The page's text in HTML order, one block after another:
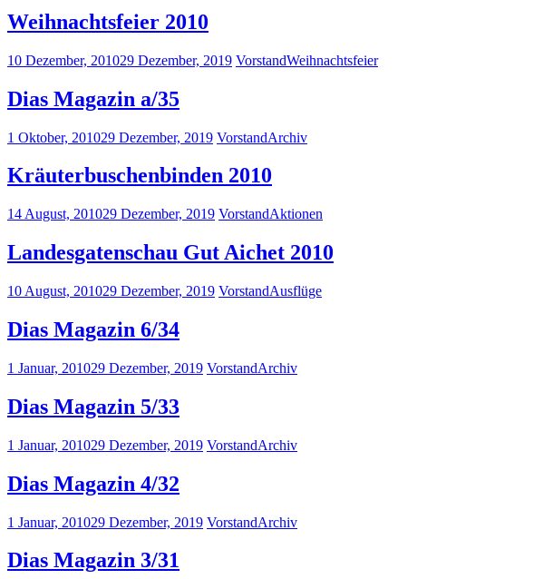
Weihnachtsfeier 2010
10 Dezember, 201029 Dezember, 2019 VorstandWeihnachtsfeier
Dias Magazin a/35
1 Oktober, 201029 Dezember, 2019 VorstandArchiv
Kräuterbuschenbinden 2010
14 August, 201029 Dezember, 2019 VorstandAktionen
Landesgatenschau Gut Aichet 2010
10 August, 201029 Dezember, 2019 VorstandAusflüge
Dias Magazin 6/34
1 Januar, 201029 Dezember, 2019 VorstandArchiv
Dias Magazin 5/33
1 Januar, 201029 Dezember, 2019 VorstandArchiv
Dias Magazin 4/32
1 Januar, 201029 Dezember, 2019 VorstandArchiv
Dias Magazin 3/31